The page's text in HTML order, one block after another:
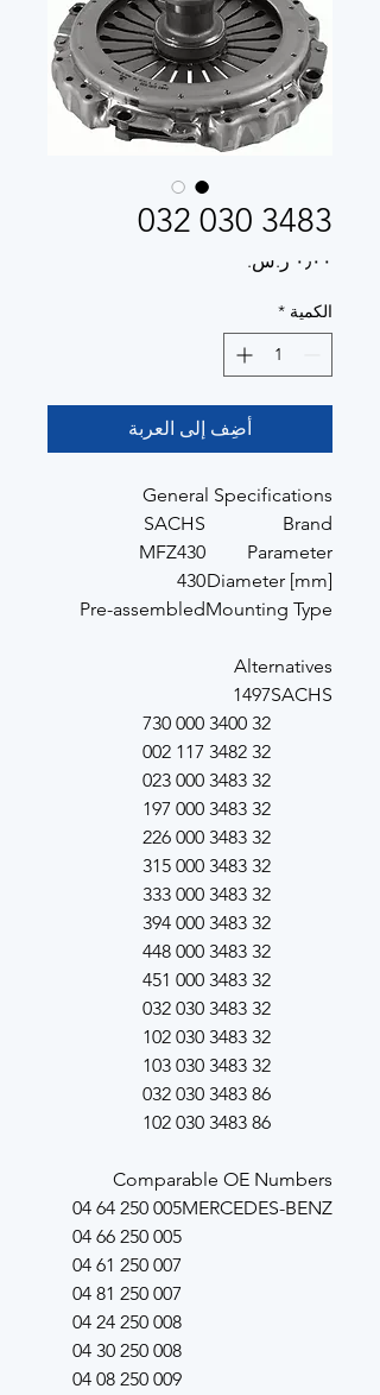
3483 030 032
الكمية *
أضِف إلى العربة
General Specifications
Brand
SACHS
Parameter
MFZ430
Diameter [mm]
430
Mounting Type
Pre-assembled
Alternatives
SACHS
1497
32 3400 000 730
32 3482 117 002
32 3483 000 023
32 3483 000 197
32 3483 000 226
32 3483 000 315
32 3483 000 333
32 3483 000 394
32 3483 000 448
32 3483 000 451
32 3483 030 032
32 3483 030 102
32 3483 030 103
86 3483 030 032
86 3483 030 102
Comparable OE Numbers
MERCEDES-BENZ
005 250 64 04
005 250 66 04
007 250 61 04
007 250 81 04
008 250 24 04
008 250 30 04
009 250 08 04